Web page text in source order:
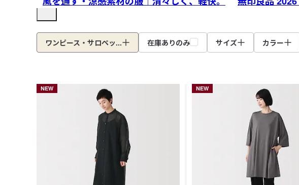
ワンピース・サロペッ... 在庫ありのみ サイズ カラー
NEW NEW